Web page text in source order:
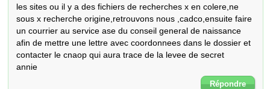
les sites ou il y a des fichiers de recherches x en colere,ne
sous x recherche origine,retrouvons nous ,cadco,ensuite faire
un courrier au service ase du conseil general de naissance
afin de mettre une lettre avec coordonnees dans le dossier et
contacter le cnaop qui aura trace de la levee de secret
annie
Répondre